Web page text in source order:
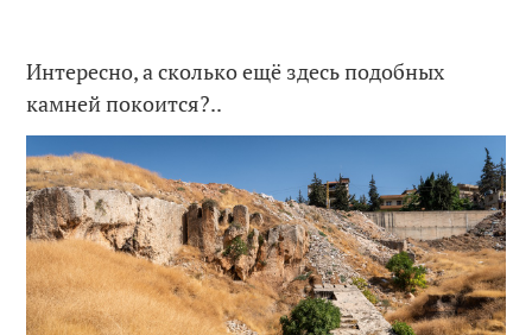
Интересно, а сколько ещё здесь подобных
камней покоится?..